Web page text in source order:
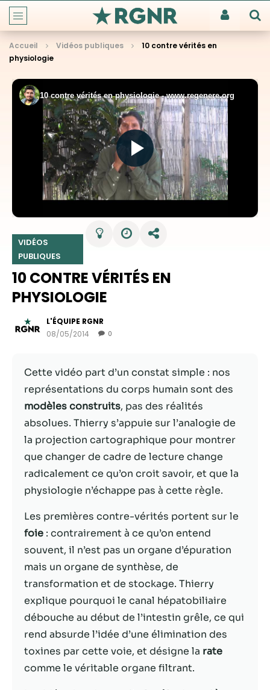
Accueil Vidéos publiques
10 contre vérités en
physiologie
VIDÉOS
PUBLIQUES
10 CONTRE VÉRITÉS EN
PHYSIOLOGIE
L'ÉQUIPE RGNR
08/05/2014
0
Cette vidéo part d’un constat simple : nos
représentations du corps humain sont des
modèles construits, pas des réalités
absolues. Thierry s’appuie sur l’analogie de
la projection cartographique pour montrer
que changer de cadre de lecture change
radicalement ce qu’on croit savoir, et que la
physiologie n’échappe pas à cette règle.
Les premières contre-vérités portent sur le
foie : contrairement à ce qu’on entend
souvent, il n’est pas un organe d’épuration
mais un organe de synthèse, de
transformation et de stockage. Thierry
explique pourquoi le canal hépatobiliaire
débouche au début de l’intestin grêle, ce qui
rend absurde l’idée d’une élimination des
toxines par cette voie, et désigne la rate
comme le véritable organe filtrant.
Nécessaire
Ces cookies ne
sont pas
facultatifs. Ils
sont
nécessaires au
fonctionnement
du site Web.
Statistiques
Afin que nous
puissions
améliorer la
fonctionnalité
et la structure
du site Web,
en fonction
de la façon